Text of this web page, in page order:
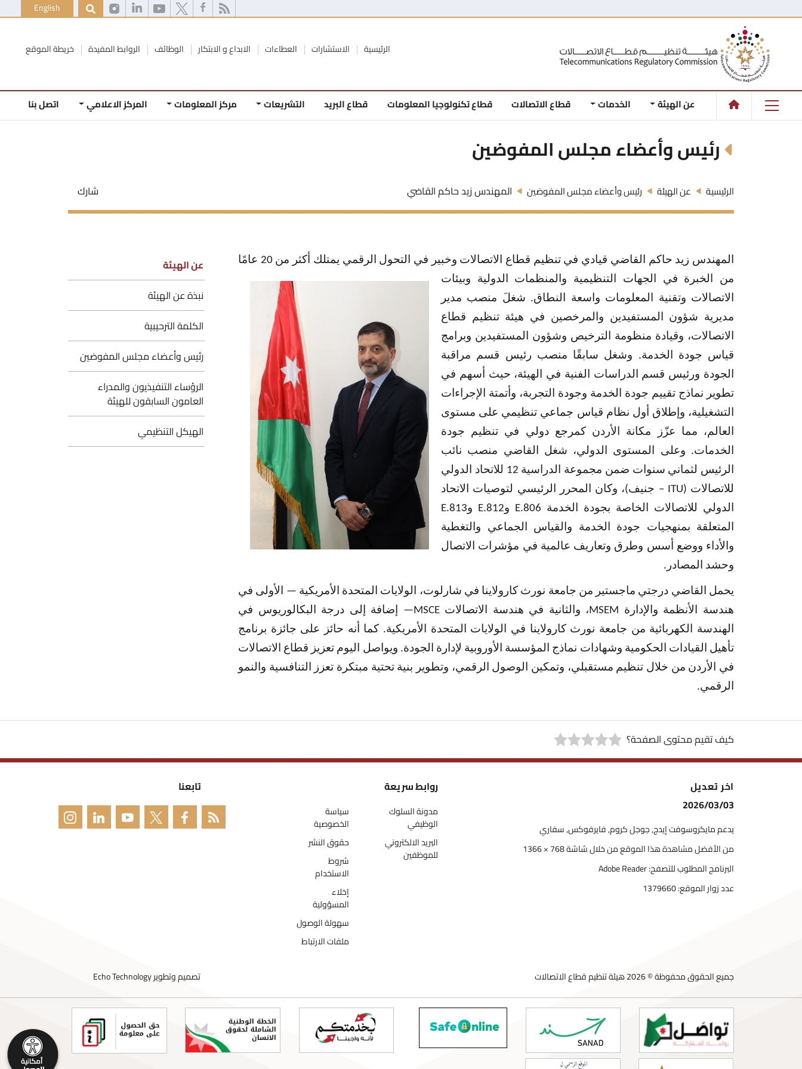
English
الرئيسية الاستشارات العطاءات الابداع و الابتكار الوظائف الروابط المفيدة خريطة الموقع
عن الهيئة الخدمات قطاع الاتصالات قطاع تكنولوجيا المعلومات قطاع البريد التشريعات مركز المعلومات المركز الاعلامي اتصل بنا
رئيس وأعضاء مجلس المفوضين
الرئيسية عن الهيئة رئيس وأعضاء مجلس المفوضين المهندس زيد حاكم القاضي شارك
المهندس زيد حاكم القاضي قيادي في تنظيم قطاع الاتصالات وخبير في التحول الرقمي يمتلك أكثر من20 عامًا
من الخبرة في الجهات التنظيمية والمنظمات الدولية وبيئات
الاتصالات وتقنية المعلومات واسعة النطاق. شغلَ منصب مدير
مديرية شؤون المستفيدين والمرخصين في هيئة تنظيم قطاع
الاتصالات، وقيادة منظومة الترخيص وشؤون المستفيدين وبرامج
قياس جودة الخدمة. وشغل سابقًا منصب رئيس قسم مراقبة
الجودة ورئيس قسم الدراسات الفنية في الهيئة، حيث أسهم في
تطوير نماذج تقييم جودة الخدمة وجودة التجربة، وأتمتة الإجراءات
التشغيلية، وإطلاق أول نظام قياس جماعي تنظيمي على مستوى
العالم، مما عزّز مكانة الأردن كمرجع دولي في تنظيم جودة
الخدمات. وعلى المستوى الدولي، شغل القاضي منصب نائب
الرئيس لثماني سنوات ضمن مجموعة الدراسية 12 للاتحاد الدولي
للاتصالات (ITU – جنيف)، وكان المحرر الرئيسي لتوصيات الاتحاد
الدولي للاتصالات الخاصة بجودة الخدمة E.806 وE.812 وE.813
المتعلقة بمنهجيات جودة الخدمة والقياس الجماعي والتغطية
والأداء ووضع أسس وطرق وتعاريف عالمية في مؤشرات الاتصال
وحشد المصادر.
يحمل القاضي درجتي ماجستير من جامعة نورث كارولاينا في شارلوت، الولايات المتحدة الأمريكية — الأولى في
هندسة الأنظمة والإدارة MSEM، والثانية في هندسة الاتصالاتMSCE— إضافة إلى درجة البكالوريوس في
الهندسة الكهربائية من جامعة نورث كارولاينا في الولايات المتحدة الأمريكية. كما أنه حائز على جائزة برنامج
تأهيل القيادات الحكومية وشهادات نماذج المؤسسة الأوروبية لإدارة الجودة. ويواصل اليوم تعزيز قطاع الاتصالات
في الأردن من خلال تنظيم مستقبلي، وتمكين الوصول الرقمي، وتطوير بنية تحتية مبتكرة تعزز التنافسية والنمو
الرقمي.
عن الهيئة
نبذة عن الهيئة
الكلمة الترحيبية
رئيس وأعضاء مجلس المفوضين
الرؤساء التنفيذيون والمدراء
العامون السابقون للهيئة
الهيكل التنظيمي
كيف تقيم محتوى الصفحة؟
اخر تعديل
2026/03/03
يدعم مايكروسوفت إيدج, جوجل كروم, فايرفوكس, سفاري
من الأفضل مشاهدة هذا الموقع من خلال شاشة 768 × 1366
البرنامج المطلوب للتصفح: Adobe Reader
عدد زوار الموقع:1379660
روابط سريعة
مدونة السلوك
الوظيفي
البريد الالكتروني
للموظفين
سياسة
الخصوصية
حقوق النشر
شروط
الاستخدام
إخلاء
المسؤولية
سهولة الوصول
ملفات الارتباط
تابعنا
جميع الحقوق محفوظة © 2026 هيئة تنظيم قطاع الاتصالات تصميم وتطويرEcho Technology